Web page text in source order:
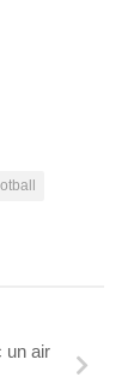
un air